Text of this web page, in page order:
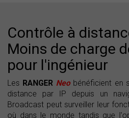
Contrôle à
Moins de charge
pour l'ingénieur
Les RANGER Neobénéficient en
distance par IP depuis un
Broadcast peut surveiller leur
où dans le monde tandis que